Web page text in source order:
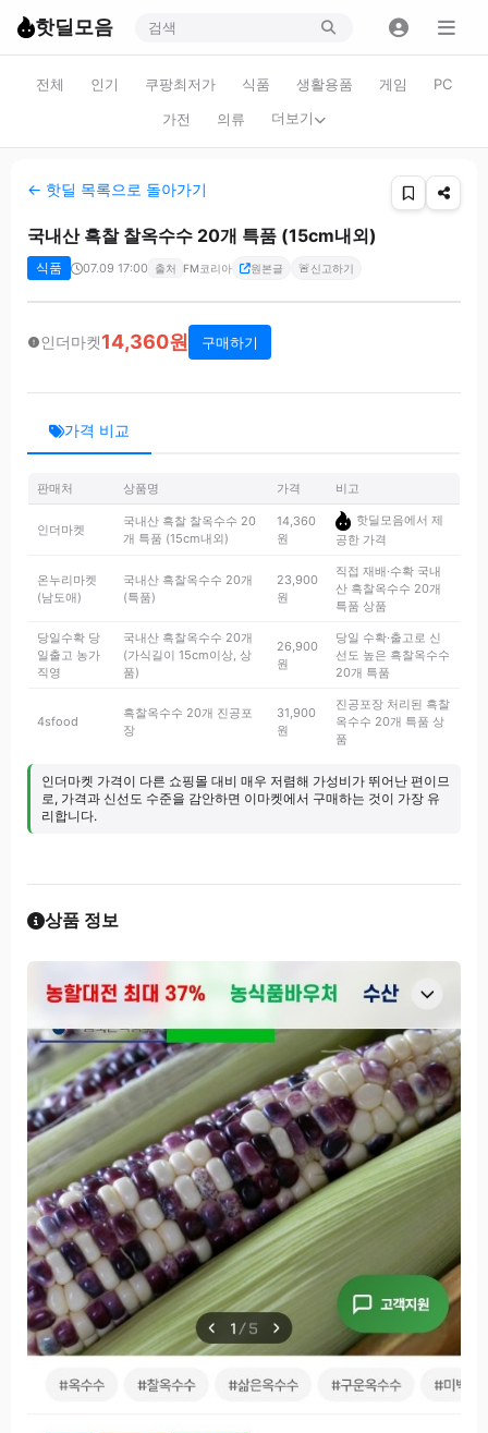
핫딜모음
전체 인기 쿠팡최저가 식품 생활용품 게임
PC
가전
의류 더보기
← 핫딜 목록으로 돌아가기
국내산 흑찰 찰옥수수 20개 특품 (15cm내외)
식품 07.09 17:00 출처 FM코리아 원본글 🚨신고하기
인더마켓14,360원 구매하기
가격 비교
판매처 상품명 가격 비고
인더마켓
국내산 흑찰 찰옥수수 20
개 특품 (15cm내외)
14,360
원
핫딜모음에서 제
공한 가격
온누리마켓
(남도애)
국내산 흑찰옥수수 20개
(특품)
23,900
원
직접 재배·수확 국내
산 흑찰옥수수 20개
특품 상품
당일수확 당
일출고 농가
직영
국내산 흑찰옥수수 20개
(가식길이 15cm이상, 상
품)
26,900
원
당일 수확·출고로 신
선도 높은 흑찰옥수수
20개 특품
4sfood
흑찰옥수수 20개 진공포
장
31,900
원
진공포장 처리된 흑찰
옥수수 20개 특품 상
품
인더마켓 가격이 다른 쇼핑몰 대비 매우 저렴해 가성비가 뛰어난 편이므
로, 가격과 신선도 수준을 감안하면 이마켓에서 구매하는 것이 가장 유
리합니다.
상품 정보